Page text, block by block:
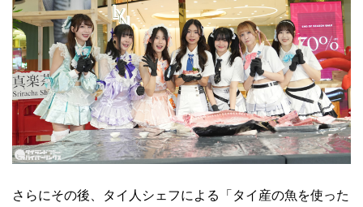
さらにその後、タイ人シェフによる「タイ産の魚を使った